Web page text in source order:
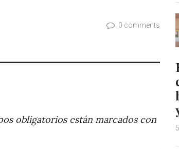
0 comments
obligatorios están marcados con